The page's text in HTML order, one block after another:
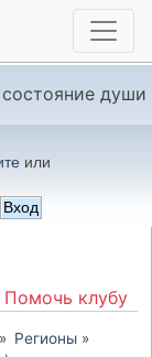
души
или
Помочь клубу
» Регионы»